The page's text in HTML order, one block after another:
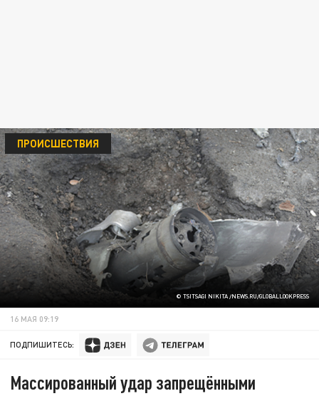
© TSITSAGI NIKITA /NEWS.RU/GLOBALLOOKPRESS
ПРОИСШЕСТВИЯ
16 МАЯ 09:19
ПОДПИШИТЕСЬ:
Массированный удар запрещёнными